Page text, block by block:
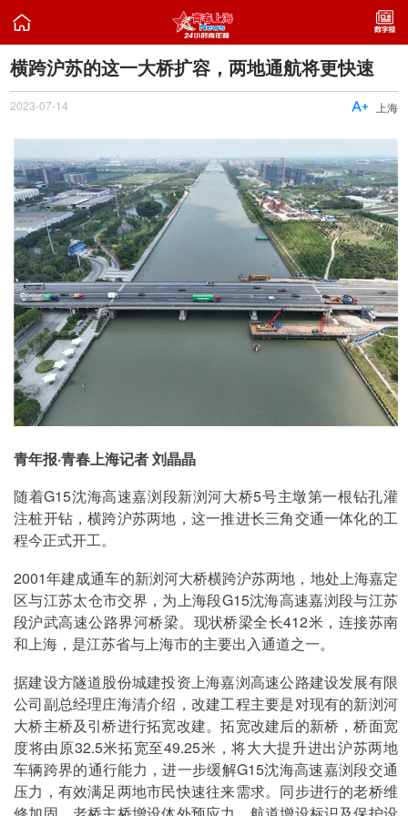

横跨沪苏的这一大桥扩容，两地通航将更快速
2023-07-14 上海

青年报·青春上海记者 刘晶晶
随着G15沈海高速嘉浏段新浏河大桥5号主墩第一根钻孔灌
注桩开钻，横跨沪苏两地，这一推进长三角交通一体化的工
程今正式开工。
2001年建成通车的新浏河大桥横跨沪苏两地，地处上海嘉定
区与江苏太仓市交界，为上海段G15沈海高速嘉浏段与江苏
段沪武高速公路界河桥梁。现状桥梁全长412米，连接苏南
和上海，是江苏省与上海市的主要出入通道之一。
据建设方隧道股份城建投资上海嘉浏高速公路建设发展有限
公司副总经理庄海清介绍，改建工程主要是对现有的新浏河
大桥主桥及引桥进行拓宽改建。拓宽改建后的新桥，桥面宽
度将由原32.5米拓宽至49.25米，将大大提升进出沪苏两地
车辆跨界的通行能力，进一步缓解G15沈海高速嘉浏段交通
压力，有效满足两地市民快速往来需求。同步进行的老桥维